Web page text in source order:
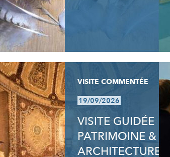
VISITE COMMENTÉE
19/09/2026
VISITE GUIDÉE
PATRIMOINE &
ARCHITECTURE